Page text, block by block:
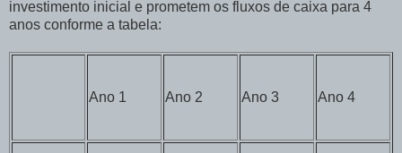
investimento inicial e prometem os fluxos de caixa para 4
anos conforme a tabela:
Ano 1 Ano 2 Ano 3 Ano 4